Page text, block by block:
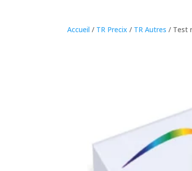
Accueil / TR Precix / TR Autres / Test